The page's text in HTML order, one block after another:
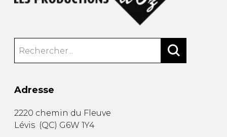
Adresse
2220 chemin du Fleuve
Lévis (QC) G6W 1Y4